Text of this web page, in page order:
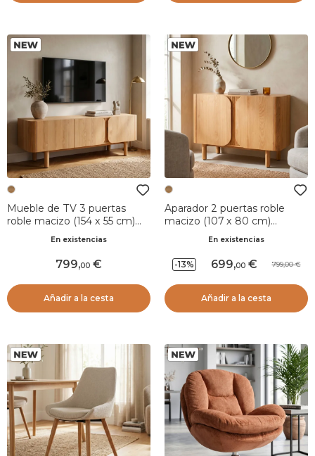
Mueble de TV 3 puertas
roble macizo (154 x 55 cm)
En existencias
799,00
Añadir a la cesta
Aparador 2 puertas roble
macizo (107 x 80 cm)
En existencias
-13% 699,00 799,00
Añadir a la cesta